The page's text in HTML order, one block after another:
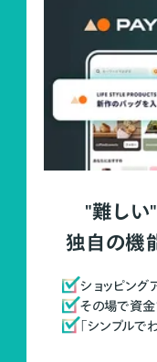
"難しい
独自の機
ショッピング
その場で資金
「シンプル